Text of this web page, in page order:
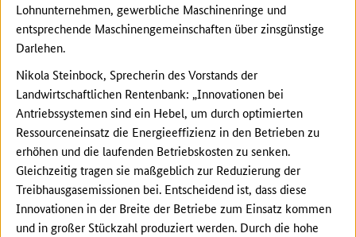
Lohnunternehmen, gewerbliche Maschinenringe und
entsprechende Maschinengemeinschaften über zinsgünstige
Darlehen.
Nikola Steinbock, Sprecherin des Vorstands der
Landwirtschaftlichen Rentenbank: „Innovationen bei
Antriebssystemen sind ein Hebel, um durch optimierten
Ressourceneinsatz die Energieeffizienz in den Betrieben zu
erhöhen und die laufenden Betriebskosten zu senken.
Gleichzeitig tragen sie maßgeblich zur Reduzierung der
Treibhausgasemissionen bei. Entscheidend ist, dass diese
Innovationen in der Breite der Betriebe zum Einsatz kommen
und in großer Stückzahl produziert werden. Durch die hohe